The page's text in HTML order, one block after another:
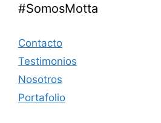
#SomosMotta
Contacto
Testimonios
Nosotros
Portafolio